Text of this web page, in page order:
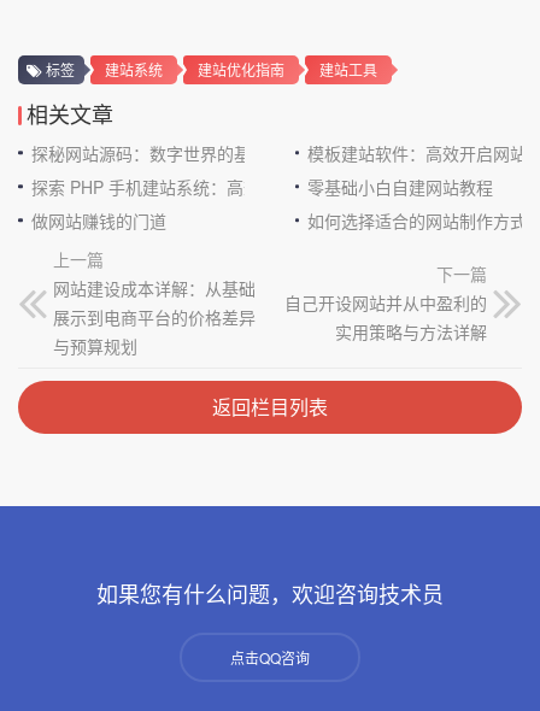
标签 建站系统 建站优化指南 建站工具
相关文章
探秘网站源码：数字世界的基石
模板建站软件：高效开启网站
探索 PHP 手机建站系统：高效与便捷的完美结合零基础小白自建网站教程
做网站赚钱的门道
如何选择适合的网站制作方式
上一篇
网站建设成本详解：从基础
展示到电商平台的价格差异
与预算规划
下一篇
自己开设网站并从中盈利的
实用策略与方法详解
返回栏目列表
如果您有什么问题，欢迎咨询技术员
点击QQ咨询